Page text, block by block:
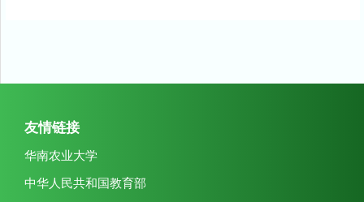
友情链接
华南农业大学
中华人民共和国教育部